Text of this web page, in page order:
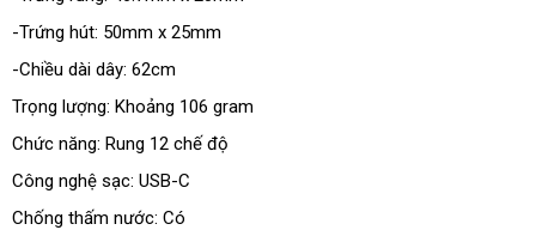
-Trứng hút: 50mm x 25mm
-Chiều dài dây: 62cm
Trọng lượng: Khoảng 106 gram
Chức năng: Rung 12 chế độ
Công nghệ sạc: USB-C
Chống thấm nước: Có